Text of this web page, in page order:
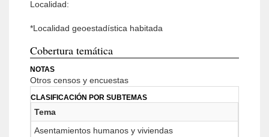
Localidad:
*Localidad geoestadística habitada
Cobertura temática
NOTAS
Otros censos y encuestas
CLASIFICACIÓN POR SUBTEMAS
Tema
Asentamientos humanos y viviendas